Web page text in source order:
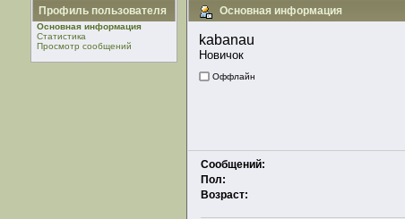
Профиль пользователя
Основная информация
Статистика
Просмотр сообщений
Основная информация
kabanau
Новичок
Оффлайн
Сообщений:
Пол:
Возраст: